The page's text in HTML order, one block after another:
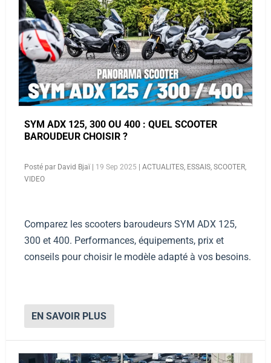
SYM ADX 125, 300 OU 400 : QUEL SCOOTER
BAROUDEUR CHOISIR ?
Posté par David Bjaï| 19 Sep 2025 ACTUALITES, ESSAIS, SCOOTER,
VIDEO
Comparez les scooters baroudeurs SYM ADX 125,
300 et 400. Performances, équipements, prix et
conseils pour choisir le modèle adapté à vos besoins.
EN SAVOIR PLUS